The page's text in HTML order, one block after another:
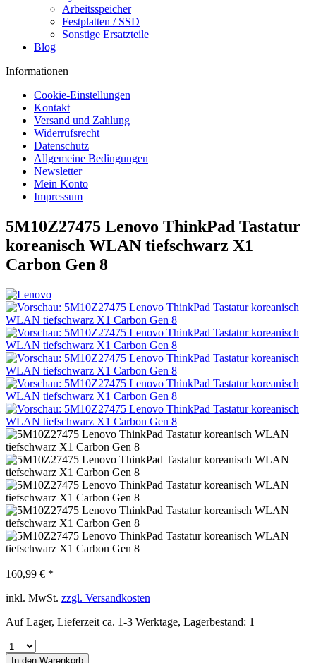
Arbeitsspeicher
Festplatten / SSD
Sonstige Ersatzteile
Blog
Informationen
Cookie-Einstellungen
Kontakt
Versand und Zahlung
Widerrufsrecht
Datenschutz
Allgemeine Bedingungen
Newsletter
Mein Konto
Impressum
5M10Z27475 Lenovo ThinkPad Tastatur
koreanisch WLAN tiefschwarz X1
Carbon Gen 8
160,99 € *
inkl. MwSt. zzgl. Versandkosten
Auf Lager, Lieferzeit ca. 1-3 Werktage, Lagerbestand: 1
In den Warenkorb